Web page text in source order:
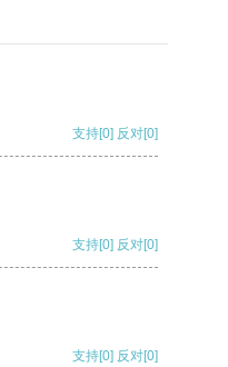
支持[0] 反对[0]
支持[0] 反对[0]
支持[0] 反对[0]